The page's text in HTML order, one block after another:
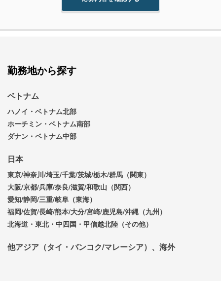
勤務地から探す
ベトナム
ハノイ・ベトナム北部
ホーチミン・ベトナム南部
ダナン・ベトナム中部
日本
東京/神奈川/埼玉/千葉/茨城/栃木/群馬（関東）
大阪/京都/兵庫/奈良/滋賀/和歌山（関西）
愛知/静岡/三重/岐阜（東海）
福岡/佐賀/長崎/熊本/大分/宮崎/鹿児島/沖縄（九州）
北海道・東北・中四国・甲信越北陸（その他）
他アジア（タイ・バンコク/マレーシア）、海外